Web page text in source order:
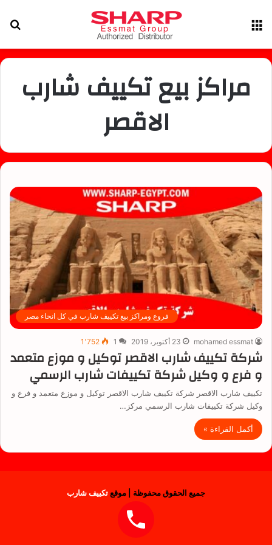
مراكز بيع تكييف شارب
الاقصر
فروع ومراكز بيع تكييف شارب في كل انحاء مصر
mohamed essmat 23 أكتوبر، 2019 1 1٬752
شركة تكييف شارب الاقصر توكيل و موزع متعمد
و فرع و وكيل شركة تكييفات شارب الرسمي
تكييف شارب الاقصر شركة تكييف شارب الاقصر توكيل و موزع متعمد و فرع و
وكيل شركة تكييفات شارب الرسمي مركز…
أكمل القراءة »
جميع الحقوق محفوظة | موقعتكييف شارب
فيسبوك